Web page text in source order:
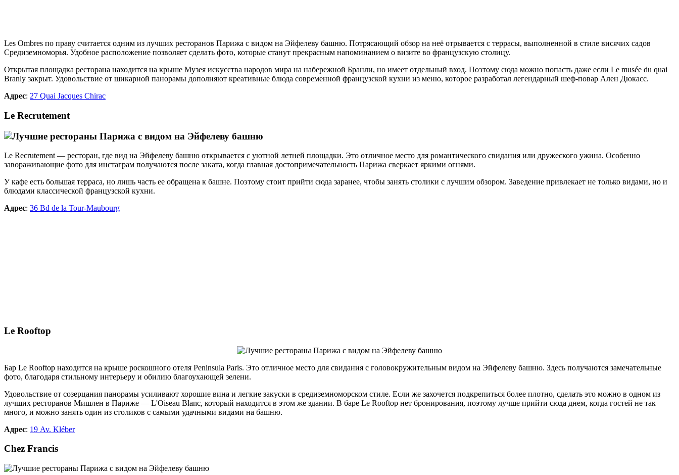
Les Ombres по праву считается одним из лучших ресторанов Парижа с видом на Эйфелеву башню. Потрясающий обзор на неё отрывается с террасы, выполненной в стиле висячих садов
Средиземноморья. Удобное расположение позволяет сделать фото, которые станут прекрасным напоминанием о визите во французскую столицу.
Открытая площадка ресторана находится на крыше Музея искусства народов мира на набережной Бранли, но имеет отдельный вход. Поэтому сюда можно попасть даже если Le musée du quai
Branly закрыт. Удовольствие от шикарной панорамы дополняют креативные блюда современной французской кухни из меню, которое разработал легендарный шеф-повар Ален Дюкасс.
Адрес: 27 Quai Jacques Chirac
Le Recrutement
Le Recrutement — ресторан, где вид на Эйфелеву башню открывается с уютной летней площадки. Это отличное место для романтического свидания или дружеского ужина. Особенно
завораживающие фото для инстаграм получаются после заката, когда главная достопримечательность Парижа сверкает яркими огнями.
У кафе есть большая терраса, но лишь часть ее обращена к башне. Поэтому стоит прийти сюда заранее, чтобы занять столики с лучшим обзором. Заведение привлекает не только видами, но и
блюдами классической французской кухни.
Адрес: 36 Bd de la Tour-Maubourg
Le Rooftop
Бар Le Rooftop находится на крыше роскошного отеля Peninsula Paris. Это отличное место для свидания с головокружительным видом на Эйфелеву башню. Здесь получаются замечательные
фото, благодаря стильному интерьеру и обилию благоухающей зелени.
Удовольствие от созерцания панорамы усиливают хорошие вина и легкие закуски в средиземноморском стиле. Если же захочется подкрепиться более плотно, сделать это можно в одном из
лучших ресторанов Мишлен в Париже — L'Oiseau Blanc, который находится в этом же здании. В баре Le Rooftop нет бронирования, поэтому лучше прийти сюда днем, когда гостей не так
много, и можно занять один из столиков с самыми удачными видами на башню.
Адрес: 19 Av. Kléber
Chez Francis